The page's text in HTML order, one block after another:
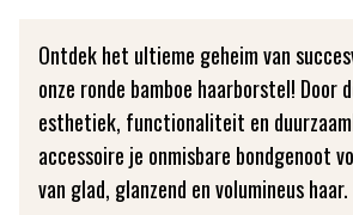
Ontdek het ultieme geheim van
onze ronde bamboe haarborstel! Door
esthetiek, functionaliteit en
accessoire je onmisbare bondgenoot
van glad, glanzend en volumineus haar.